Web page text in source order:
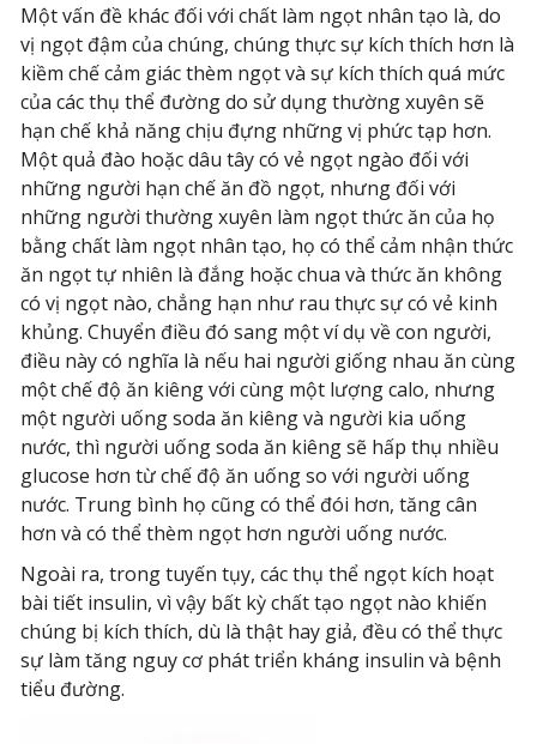
Một vấn đề khác đối với chất làm ngọt nhân tạo là, do
vị ngọt đậm của chúng, chúng thực sự kích thích hơn là
kiềm chế cảm giác thèm ngọt và sự kích thích quá mức
của các thụ thể đường do sử dụng thường xuyên sẽ
hạn chế khả năng chịu đựng những vị phức tạp hơn.
Một quả đào hoặc dâu tây có vẻ ngọt ngào đối với
những người hạn chế ăn đồ ngọt, nhưng đối với
những người thường xuyên làm ngọt thức ăn của họ
bằng chất làm ngọt nhân tạo, họ có thể cảm nhận thức
ăn ngọt tự nhiên là đắng hoặc chua và thức ăn không
có vị ngọt nào, chẳng hạn như rau thực sự có vẻ kinh
khủng. Chuyển điều đó sang một ví dụ về con người,
điều này có nghĩa là nếu hai người giống nhau ăn cùng
một chế độ ăn kiêng với cùng một lượng calo, nhưng
một người uống soda ăn kiêng và người kia uống
nước, thì người uống soda ăn kiêng sẽ hấp thụ nhiều
glucose hơn từ chế độ ăn uống so với người uống
nước. Trung bình họ cũng có thể đói hơn, tăng cân
hơn và có thể thèm ngọt hơn người uống nước.
Ngoài ra, trong tuyến tụy, các thụ thể ngọt kích hoạt
bài tiết insulin, vì vậy bất kỳ chất tạo ngọt nào khiến
chúng bị kích thích, dù là thật hay giả, đều có thể thực
sự làm tăng nguy cơ phát triển kháng insulin và bệnh
tiểu đường.